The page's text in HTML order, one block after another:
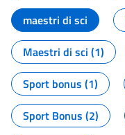
maestri di sci
Maestri di sci (1)
Sport bonus (1)
Sport Bonus (2)